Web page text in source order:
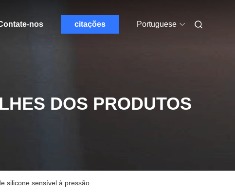
nos citações Portuguese
DOS PRODUTOS
silicone sensível à pressão